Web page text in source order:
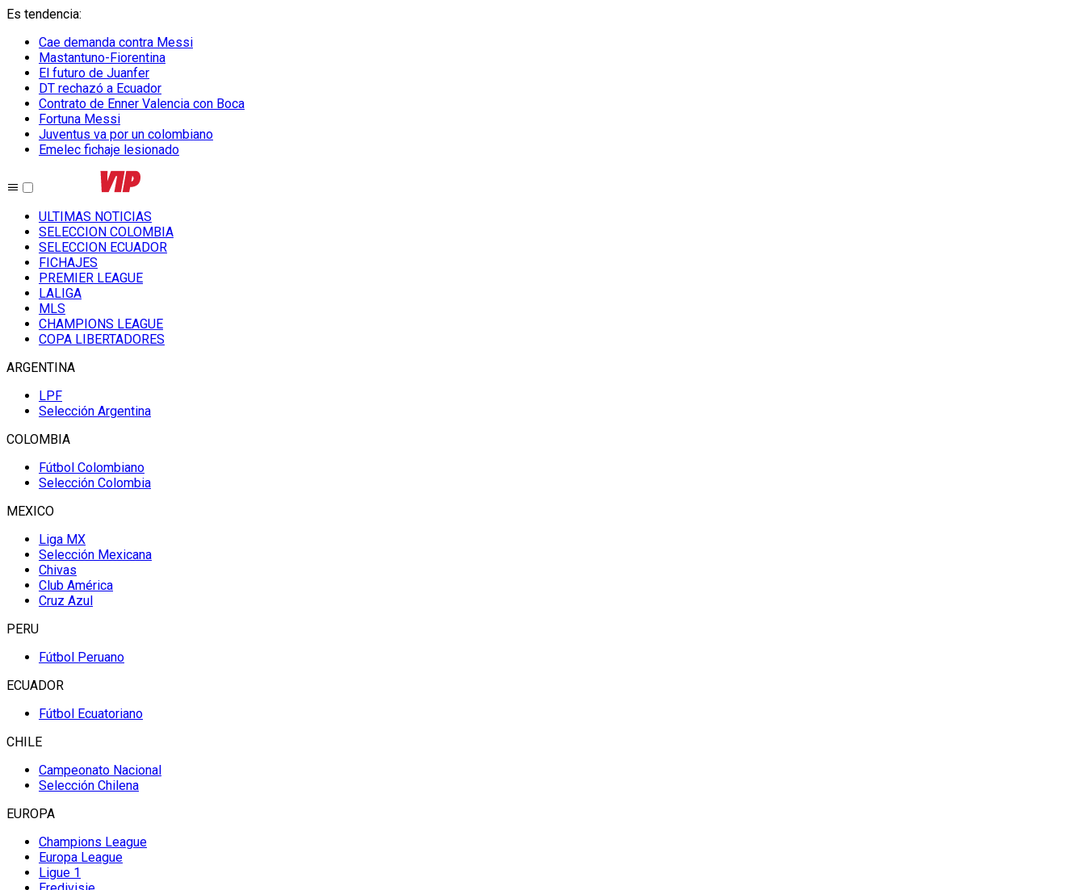
Es tendencia:
Cae demanda contra Messi
Mastantuno-Fiorentina
El futuro de Juanfer
DT rechazó a Ecuador
Contrato de Enner Valencia con Boca
Fortuna Messi
Juventus va por un colombiano
Emelec fichaje lesionado
ULTIMAS NOTICIAS
SELECCION COLOMBIA
SELECCION ECUADOR
FICHAJES
PREMIER LEAGUE
LALIGA
MLS
CHAMPIONS LEAGUE
COPA LIBERTADORES
ARGENTINA
LPF
Selección Argentina
COLOMBIA
Fútbol Colombiano
Selección Colombia
MEXICO
Liga MX
Selección Mexicana
Chivas
Club América
Cruz Azul
PERU
Fútbol Peruano
ECUADOR
Fútbol Ecuatoriano
CHILE
Campeonato Nacional
Selección Chilena
EUROPA
Champions League
Europa League
Ligue 1